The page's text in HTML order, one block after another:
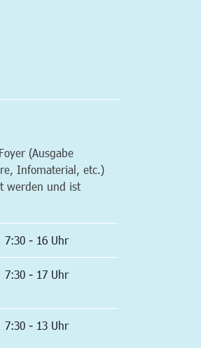
(Ausgabe
Infomaterial, etc.)
werden und ist
7:30 - 16 Uhr
7:30 - 17 Uhr
7:30 - 13 Uhr